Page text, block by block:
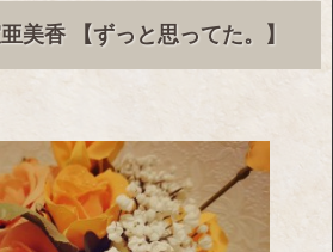
美香 【ずっと思ってた。】